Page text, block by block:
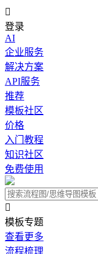

登录
AI
企业服务
解决方案
API服务
推荐
模板社区
价格
入门教程
知识社区
免费使用

模板专题
查看更多
流程梳理